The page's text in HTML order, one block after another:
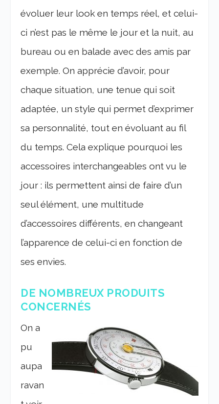
évoluer leur look en temps réel, et celui-
ci n’est pas le même le jour et la nuit, au
bureau ou en balade avec des amis par
exemple. On apprécie d’avoir, pour
chaque situation, une tenue qui soit
adaptée, un style qui permet d’exprimer
sa personnalité, tout en évoluant au fil
du temps. Cela explique pourquoi les
accessoires interchangeables ont vu le
jour : ils permettent ainsi de faire d’un
seul élément, une multitude
d’accessoires différents, en changeant
l’apparence de celui-ci en fonction de
ses envies.
DE NOMBREUX PRODUITS
CONCERNÉS
On a
pu
aupa
ravan